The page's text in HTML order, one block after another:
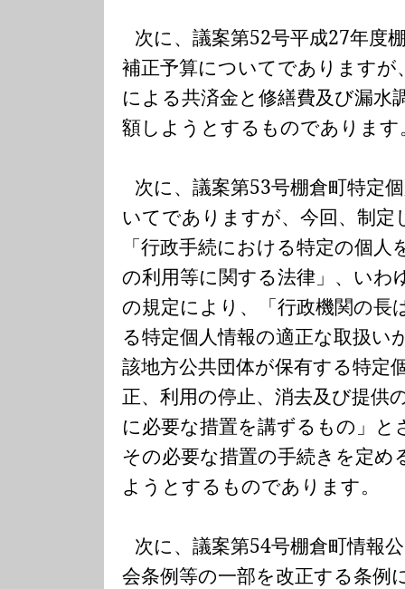
次に、議案第52号平成27年度
補正予算についてでありますが
による共済金と修繕費及び漏水
額しようとするものであります
次に、議案第53号棚倉町特定
いてでありますが、今回、制
「行政手続における特定の個
の利用等に関する法律」、いわ
の規定により、「行政機関の長
る特定個人情報の適正な取扱い
該地方公共団体が保有する特定
正、利用の停止、消去及び提供
に必要な措置を講ずるもの」
その必要な措置の手続きを定め
ようとするものであります。
次に、議案第54号棚倉町情報
会条例等の一部を改正する条例